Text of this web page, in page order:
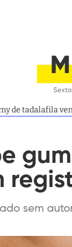
de tadalafila
sem